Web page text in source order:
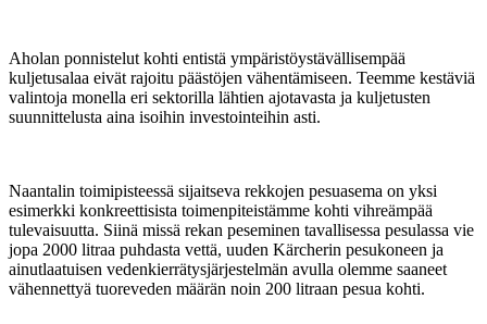
Aholan ponnistelut kohti entistä ympäristöystävällisempää
kuljetusalaa eivät rajoitu päästöjen vähentämiseen. Teemme kestäviä
valintoja monella eri sektorilla lähtien ajotavasta ja kuljetusten
suunnittelusta aina isoihin investointeihin asti.
Naantalin toimipisteessä sijaitseva rekkojen pesuasema on yksi
esimerkki konkreettisista toimenpiteistämme kohti vihreämpää
tulevaisuutta. Siinä missä rekan peseminen tavallisessa pesulassa vie
jopa 2000 litraa puhdasta vettä, uuden Kärcherin pesukoneen ja
ainutlaatuisen vedenkierrätysjärjestelmän avulla olemme saaneet
vähennettyä tuoreveden määrän noin 200 litraan pesua kohti.